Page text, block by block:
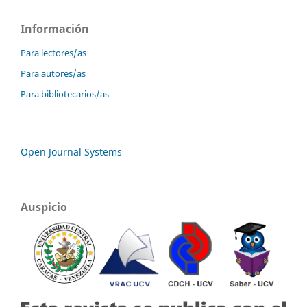
Información
Para lectores/as
Para autores/as
Para bibliotecarios/as
Open Journal Systems
Auspicio